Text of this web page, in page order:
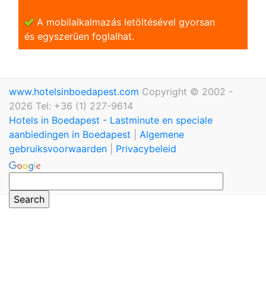
A mobilalkalmazás letöltésével gyorsan
és egyszerũen foglalhat.
www.hotelsinboedapest.com Copyright © 2002 -
2026 Tel: +36 (1) 227-9614
Hotels in Boedapest - Lastminute en speciale
aanbiedingen in Boedapest
Algemene
gebruiksvoorwaarden
Privacybeleid